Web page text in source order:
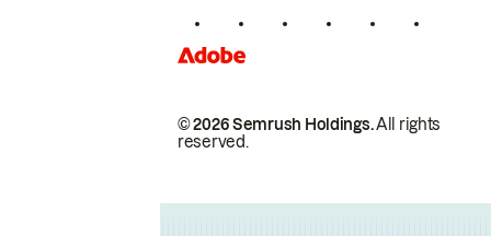
© 2026 Semrush Holdings.All rights
reserved.